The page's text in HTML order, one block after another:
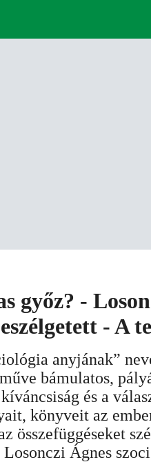
győz? -
- A
anyjának”
bámulatos,
és a
könyveit az
összefüggéseket
Ágnes